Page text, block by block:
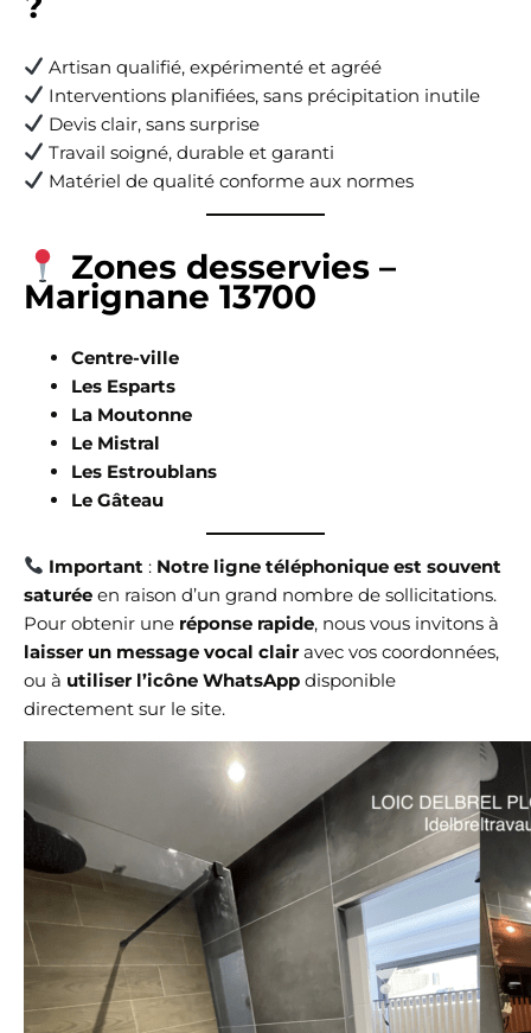
Artisan qualifié, expérimenté et agréé
Interventions planifiées, sans précipitation inutile
Devis clair, sans surprise
Travail soigné, durable et garanti
Matériel de qualité conforme aux normes
Zones desservies –
Marignane 13700
Centre-ville
Les Esparts
La Moutonne
Le Mistral
Les Estroublans
Le Gâteau
Important : Notre ligne téléphonique est souvent
saturée en raison d’un grand nombre de sollicitations.
Pour obtenir une réponse rapide, nous vous invitons à
laisser un message vocal clair avec vos coordonnées,
ou à utiliser l’icône WhatsApp disponible
directement sur le site.